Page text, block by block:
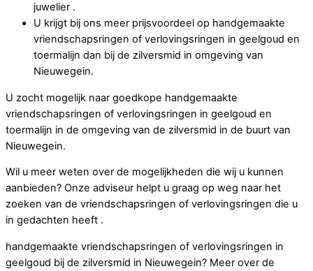
juwelier .
U krijgt bij ons meer prijsvoordeel op handgemaakte
vriendschapsringen of verlovingsringen in geelgoud en
toermalijn dan bij de zilversmid in omgeving van
Nieuwegein.
U zocht mogelijk naar goedkope handgemaakte
vriendschapsringen of verlovingsringen in geelgoud en
toermalijn in de omgeving van de zilversmid in de buurt van
Nieuwegein.
Wil u meer weten over de mogelijkheden die wij u kunnen
aanbieden? Onze adviseur helpt u graag op weg naar het
zoeken van de vriendschapsringen of verlovingsringen die u
in gedachten heeft .
handgemaakte vriendschapsringen of verlovingsringen in
geelgoud bij de zilversmid in Nieuwegein? Meer over de